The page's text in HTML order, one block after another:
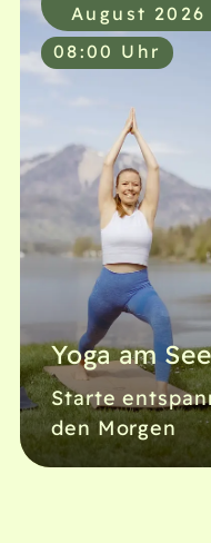
Yoga am See
Starte
den Morgen
August 2026
08:00 Uhr